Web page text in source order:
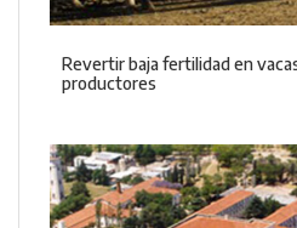
Revertir baja fertilidad en
productores